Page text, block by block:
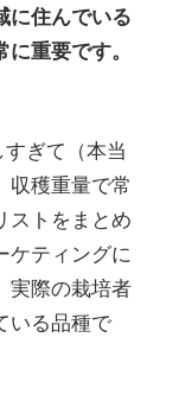
に住んでいる
重要です。
ぎて（本当
収穫重量で常
ストをまとめ
ケティングに
実際の栽培者
いる品種で